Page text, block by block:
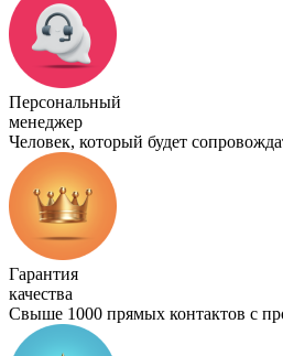
Персональный
менеджер
Человек, который будет
Гарантия
качества
Свыше 1000 прямых контактов с